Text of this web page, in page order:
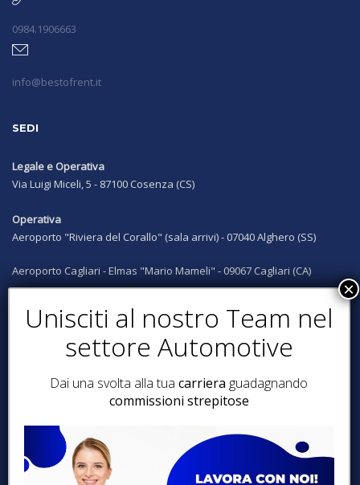
0984.1906663
info@bestofrent.it
SEDI
Legale e Operativa
Via Luigi Miceli, 5 - 87100 Cosenza (CS)
Operativa
Aeroporto "Riviera del Corallo" (sala arrivi) - 07040 Alghero (SS)
Aeroporto Cagliari - Elmas "Mario Mameli" - 09067 Cagliari (CA)
Siamo presenti anche a:
Catanzaro, Reggio Calabria, Crotone, Amantea, Diamante, Santa
SEGUICI SUI SOCIAL
Dai una svolta alla tuacarriera guadagnando
commissioni strepitose